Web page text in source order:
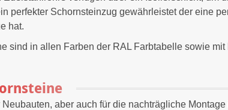
perfekter Schornsteinzug gewährleistet der eine
hat.
sind in allen Farben der RAL Farbtabelle sowie
aber auch für die nachträgliche